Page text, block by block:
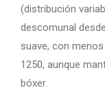
(distribución
descomunal
suave, con
1250, aunque
bóxer.